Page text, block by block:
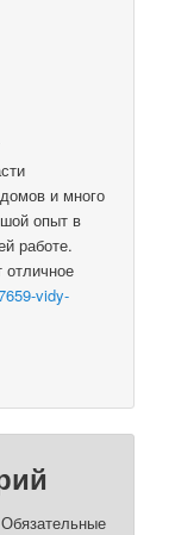
и много
опыт в
работе.
отличное
vidy-
Обязательные